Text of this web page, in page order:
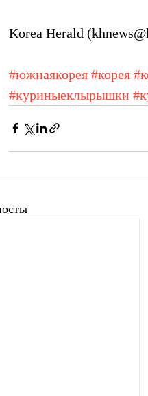
Korea Herald
#южнаякорея #корея
#куриныеклырышки